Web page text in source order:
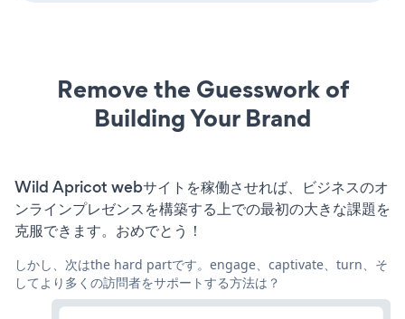
Remove the Guesswork of
Building Your Brand
Wild Apricot webサイトを稼働させれば、ビジネスのオ
ンラインプレゼンスを構築する上での最初の大きな課題を
克服できます。おめでとう！
しかし、次はthe hard partです。engage、captivate、turn、そ
してより多くの訪問者をサポートする方法は？